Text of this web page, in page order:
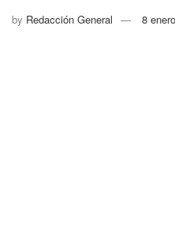
by Redacción General 8